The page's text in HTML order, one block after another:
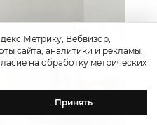
Вебвизор,
сайта, аналитики и рекламы.
на обработку метрических
Принять